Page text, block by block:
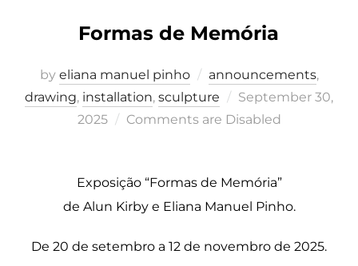
Formas de Memória
by eliana manuel pinho announcements,
drawing, installation, sculpture
Posted
on
September 30,
2025
Comments are Disabled
Exposição “Formas de Memória”
de Alun Kirby e Eliana Manuel Pinho.
De 20 de setembro a 12 de novembro de 2025.